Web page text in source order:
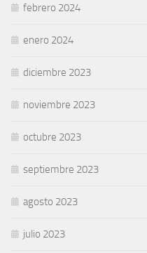
febrero 2024
enero 2024
diciembre 2023
noviembre 2023
octubre 2023
septiembre 2023
agosto 2023
julio 2023